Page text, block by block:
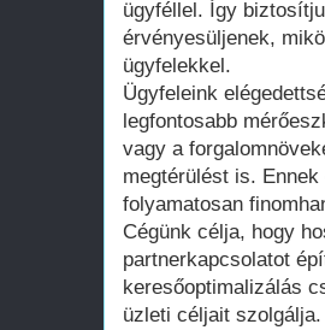
ügyféllel. Így
érvényesüljenek,
ügyfelekkel.
Ügyfeleink
legfontosabb
vagy a
megtérülést is.
folyamatosan
Cégünk célja, hogy
partnerkapcsolatot
keresőoptimalizálás
üzleti céljait szolgálja.